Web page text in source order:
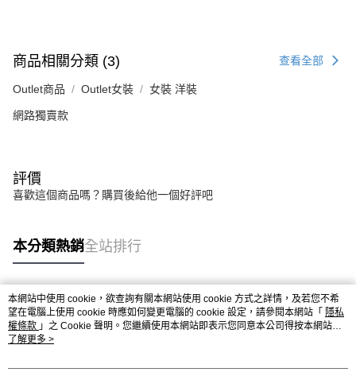
商品相關分類 (3) 查看全部
Outlet商品 Outlet女裝 女裝 洋裝
網路獨賣款
評價
喜歡這個商品嗎？購買後給他一個好評吧
本分類熱銷全站排行
熱門標籤
本網站中使用 cookie，欲查詢有關本網站使用 cookie 方式之詳情，及若您不希
望在電腦上使用 cookie 時應如何變更電腦的 cookie 設定，請參閱本網站「 隱私
權條款 」之 Cookie 聲明。您繼續使用本網站即表示您同意本公司得按本網站使
用條款之 Cookie 聲明使用 cookie。
了解更多 >